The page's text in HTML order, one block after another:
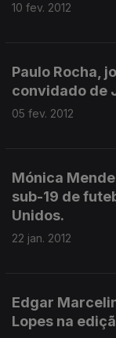
10 fev. 2012
Paulo Rocha,
convidado de
05 fev. 2012
Mónica
sub-19 de
Unidos.
22 jan. 2012
Edgar
Lopes na